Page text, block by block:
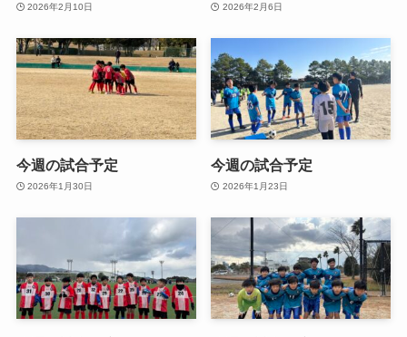
2026年2月10日 2026年2月6日
今週の試合予定
2026年1月30日
今週の試合予定
2026年1月23日